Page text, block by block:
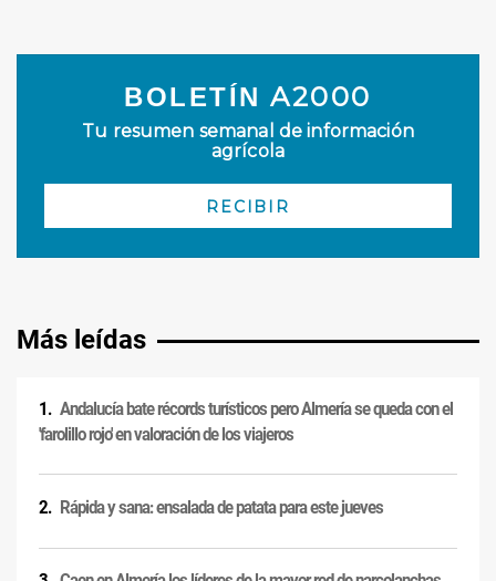
Más leídas
Andalucía bate récords turísticos pero Almería se queda con el
'farolillo rojo' en valoración de los viajeros
Rápida y sana: ensalada de patata para este jueves